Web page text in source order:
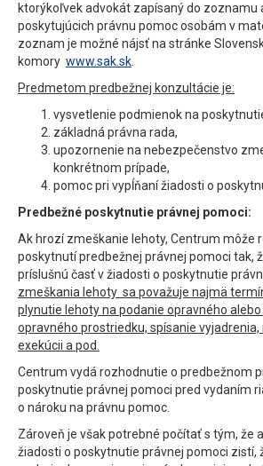
ktorýkoľvek advokát zapísaný do zoznamu
poskytujúcich právnu pomoc osobám v
zoznam je možné nájsť na stránke
komory www.sak.sk
Predmetom predbežnej konzultácie je:
vysvetlenie podmienok na
základná právna rada,
upozornenie na nebezpečenstvo
konkrétnom prípade,
pomoc pri vypĺňaní žiadosti o
Predbežné poskytnutie právnej pomoci:
Ak hrozí zmeškanie lehoty, Centrum môže
poskytnutí predbežnej právnej pomoci tak,
príslušnú časť v žiadosti o poskytnutie
zmeškania lehoty sa považuje najmä
plynutie lehoty na podanie opravného
opravného prostriedku, spísanie
exekúcii a pod.
Centrum vydá rozhodnutie o predbežnom
poskytnutie právnej pomoci pred vydaním
o nároku na právnu pomoc.
Zároveň je však potrebné počítať s tým, že
žiadosti o poskytnutie právnej pomoci zistí,